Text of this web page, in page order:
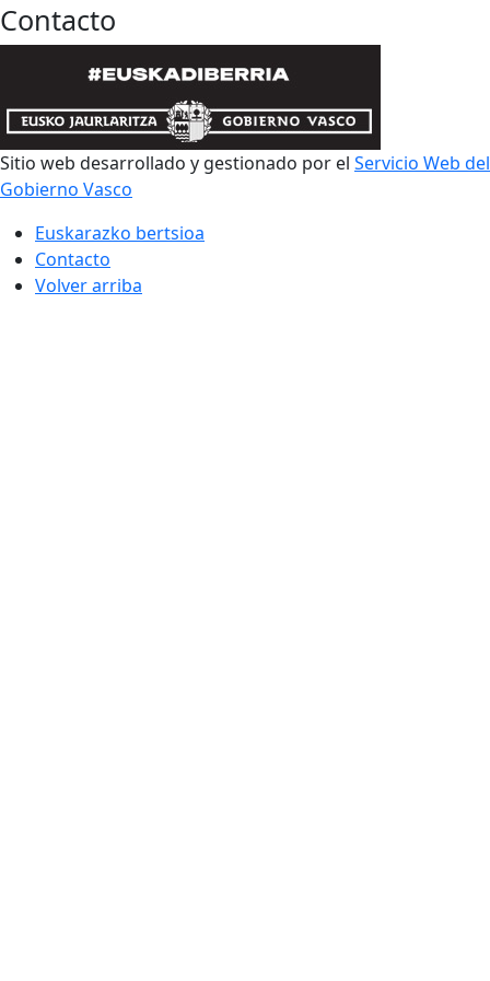
Contacto
Sitio web desarrollado y gestionado por el Servicio Web del
Gobierno Vasco
Euskarazko bertsioa
Contacto
Volver arriba